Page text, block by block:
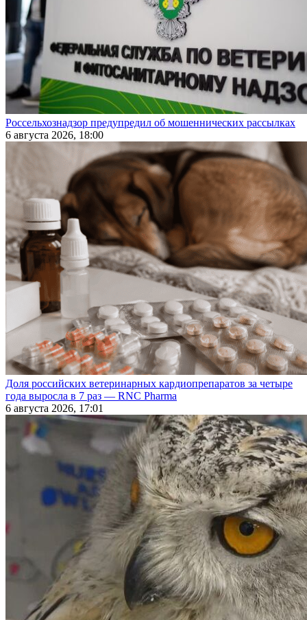
Россельхознадзор предупредил об мошеннических рассылках
6 августа 2026, 18:00
Доля российских ветеринарных кардиопрепаратов за четыре
года выросла в 7 раз — RNC Pharma
6 августа 2026, 17:01